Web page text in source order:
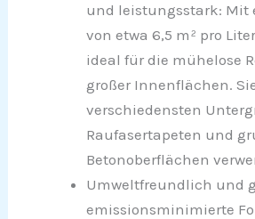
und leistungsstark: Mit
von etwa 6,5 m² pro
ideal für die mühelose
großer Innenflächen.
verschiedensten
Raufasertapeten und
Betonoberflächen
Umweltfreundlich und
emissionsminimierte